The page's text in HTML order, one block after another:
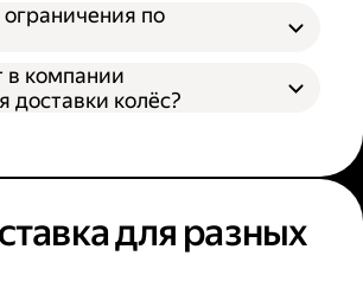
тариф;
в поля «Откуда» и «Куда»;
получателя и
заказ.
Яндекс Go;
Доставки.
информацию;
ли дополнительные
ограничения по
200 см, если выбрана
100 см.
в компании
доставки колёс?
для разных